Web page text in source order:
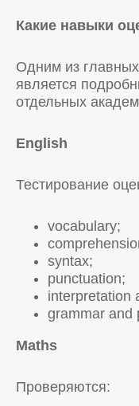
Какие навыки
Одним из
является
отдельных
English
Тестирование
vocabulary;
syntax;
punctuation;
interpretation
grammar and
Maths
Проверяются: